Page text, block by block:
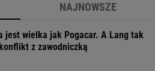
NAJNOWSZE
jest wielka jak Pogacar. A Lang tak
z zawodniczką